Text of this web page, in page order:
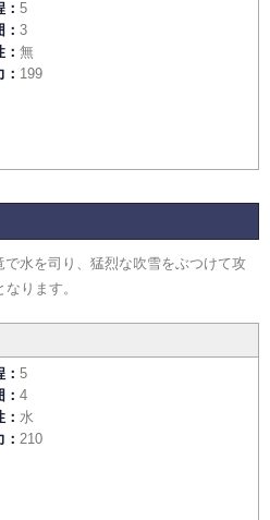
5
3
無
199
水を司り、猛烈な吹雪をぶつけて攻
ります。
5
4
水
210